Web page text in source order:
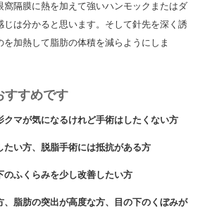
窩隔膜に熱を加えて強いハンモックまたはダ
じは分かると思います。そして針先を深く誘
加熱して脂肪の体積を減らようにしま
すすめです
クマが気になるけれど手術はしたくない方
い方、 脱脂手術には抵抗がある方
のふくらみを少し改善したい方
脂肪の突出が高度な方、目の下のくぼみが